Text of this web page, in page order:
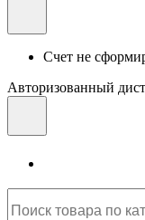
Счет не
Авторизованный